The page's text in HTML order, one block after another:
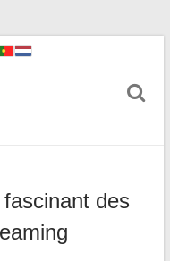
fascinant des